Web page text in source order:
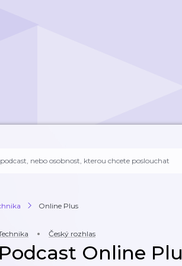
Online Plus
Český rozhlas
Podcast Online